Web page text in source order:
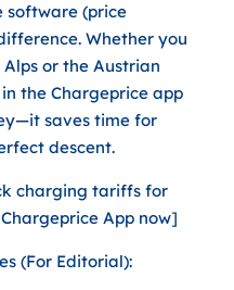
software (price
Whether you
or the Austrian
the Chargeprice app
saves time for
descent.
charging tariffs for
App now]
(For Editorial):